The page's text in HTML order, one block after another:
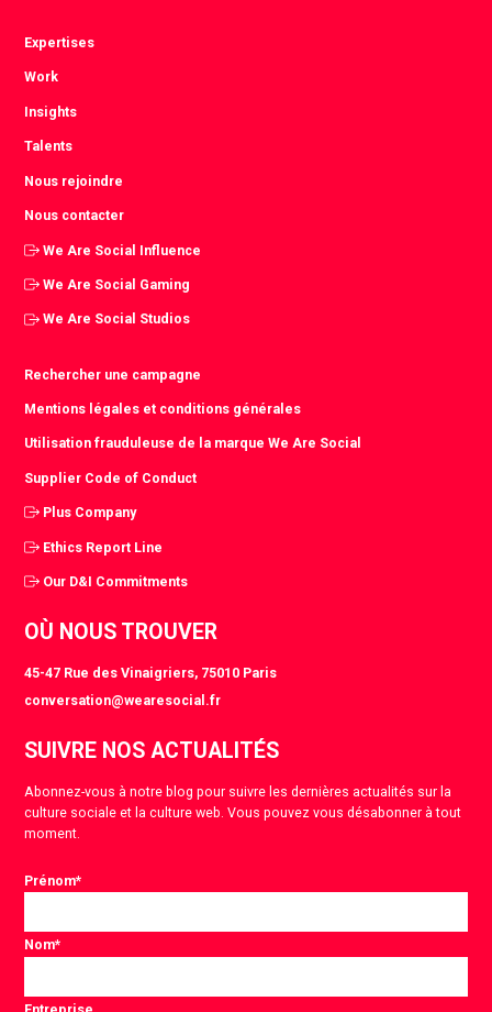
Expertises
Work
Insights
Talents
Nous rejoindre
Nous contacter
We Are Social Influence
We Are Social Gaming
We Are Social Studios
Rechercher une campagne
Mentions légales et conditions générales
Utilisation frauduleuse de la marque We Are Social
Supplier Code of Conduct
Plus Company
Ethics Report Line
Our D&I Commitments
OÙ NOUS TROUVER
45-47 Rue des Vinaigriers, 75010 Paris
conversation@wearesocial.fr
SUIVRE NOS ACTUALITÉS
Abonnez-vous à notre blog pour suivre les dernières actualités sur la
culture sociale et la culture web. Vous pouvez vous désabonner à tout
moment.
Prénom*
Nom*